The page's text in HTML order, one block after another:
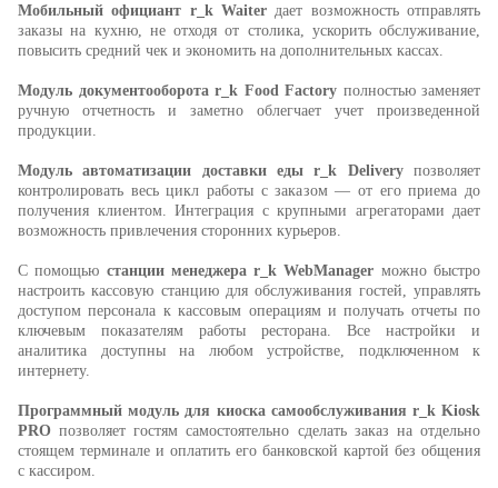
Мобильный официант r_kWaiter дает возможность отправлять
заказы на кухню, не отходя от столика, ускорить обслуживание,
повысить средний чек и экономить на дополнительных кассах.
Модуль документооборота r_k Food Factory полностью заменяет
ручную отчетность и заметно облегчает учет произведенной
продукции.
Модуль автоматизации доставки еды r_k Deliveryпозволяет
контролировать весь цикл работы с заказом — от его приема до
получения клиентом. Интеграция с крупными агрегаторами дает
возможность привлечения сторонних курьеров.
С помощью станции менеджера r_k WebManager можно быстро
настроить кассовую станцию для обслуживания гостей, управлять
доступом персонала к кассовым операциям и получать отчеты по
ключевым показателям работы ресторана. Все настройки и
аналитика доступны на любом устройстве, подключенном к
интернету.
Программный модуль для киоска самообслуживания r_k Kiosk
PROпозволяет гостям самостоятельно сделать заказ на отдельно
стоящем терминале и оплатить его банковской картой без общения
с кассиром.